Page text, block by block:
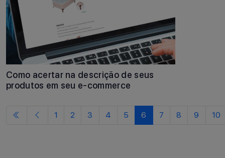
Como acertar na descrição de seus
produtos em seu e-commerce
1 2 3 4 5 6 7 8 9 10